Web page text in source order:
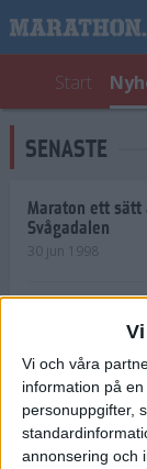
Vi och våra
information på
personuppgifter,
annonsering och
Start
SENASTE
Maraton ett
Svågadalen
30 jun 1998
Norrlänningar
Strängnäs
28 jun 1998